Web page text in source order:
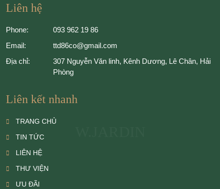
Liên hệ
Phone:
093 962 19 86
Email:
ttd86co@gmail.com
Địa chỉ:
307 Nguyễn Văn linh, Kênh Dương, Lê Chân, Hải
Phòng
Liên kết nhanh
TRANG CHỦ
TIN TỨC
LIÊN HỆ
THƯ VIỆN
ƯU ĐÃI